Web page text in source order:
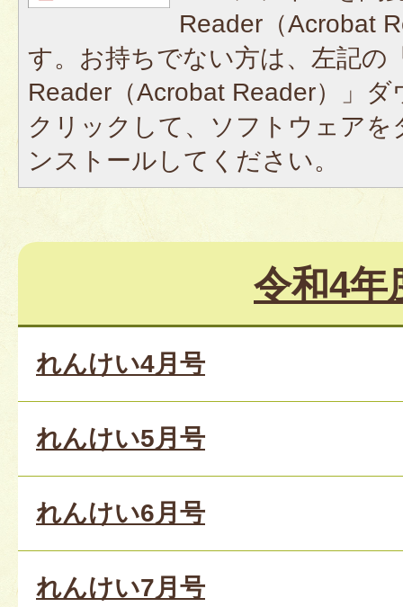
Reader（Acrobat
す。お持ちでない方は、左記の
Reader（Acrobat Reader）」
クリックして、ソフトウェア
ンストールしてください。
令和4年
れんけい4月号
れんけい5月号
れんけい6月号
れんけい7月号